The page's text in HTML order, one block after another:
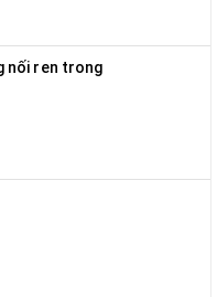
nối ren trong